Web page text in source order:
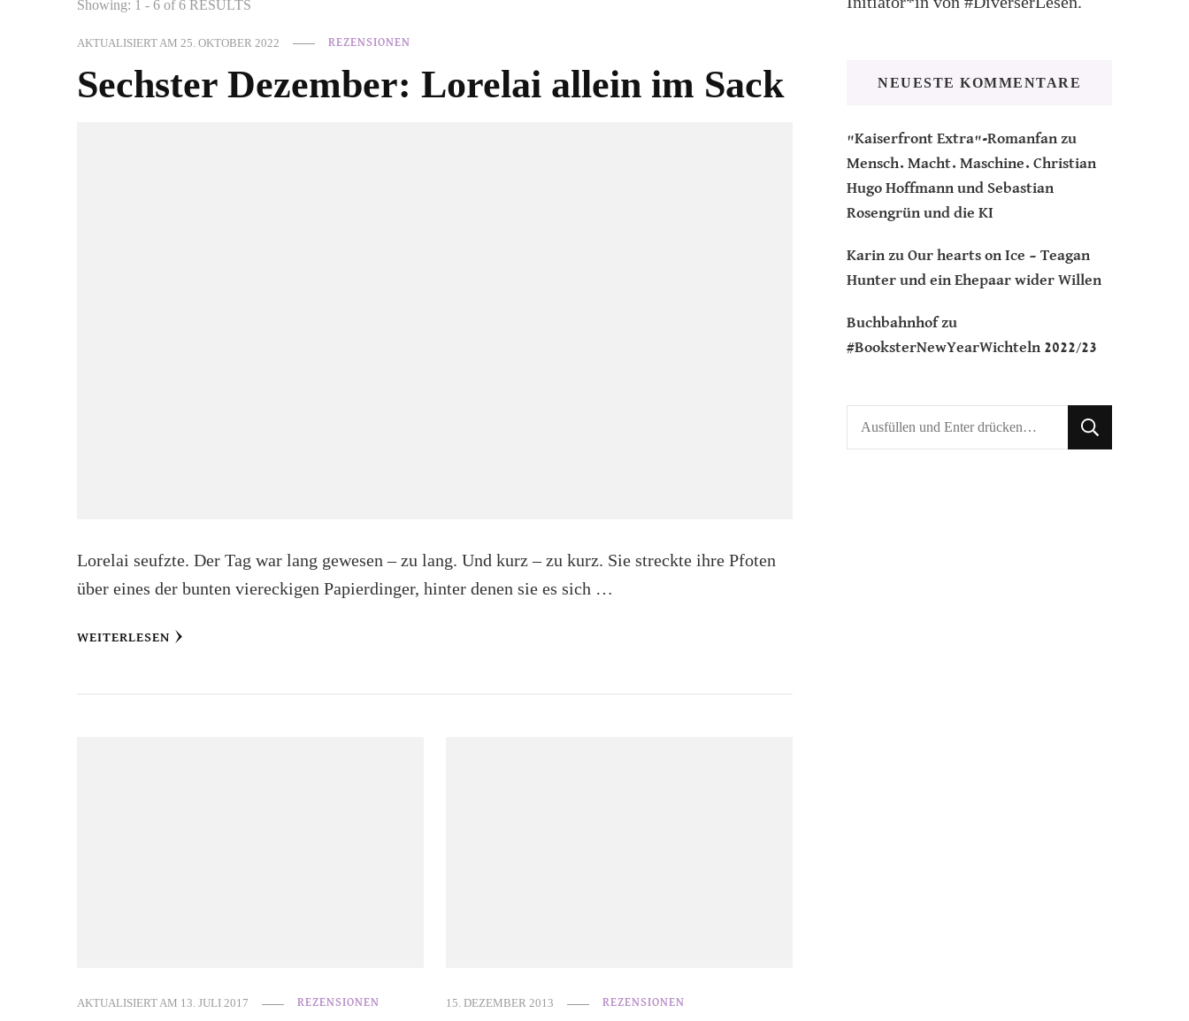
Showing: 1 - 6 of 6 RESULTS
AKTUALISIERT AM25. OKTOBER 2022 REZENSIONEN
Sechster Dezember: Lorelai allein im Sack
Lorelai seufzte. Der Tag war lang gewesen – zu lang. Und kurz – zu kurz. Sie streckte ihre Pfoten
über eines der bunten viereckigen Papierdinger, hinter denen sie es sich …
WEITERLESEN
AKTUALISIERT AM 13. JULI 2017 REZENSIONEN 15. DEZEMBER 2013 REZENSIONEN
NEUESTE KOMMENTARE
"Kaiserfront Extra"-Romanfan zu
Mensch. Macht. Maschine. Christian
Hugo Hoffmann und Sebastian
Rosengrün und die KI
Karin zu Our hearts on Ice – Teagan
Hunter und ein Ehepaar wider Willen
Buchbahnhofzu
#BooksterNewYearWichteln 2022/23
Suchst
du